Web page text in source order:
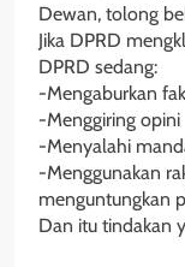
Dewan, tolong
Jika DPRD
DPRD sedang:
-Mengaburkan
-Menggiring opini
-Menyalahi
-Menggunakan
menguntungkan
Dan itu tindakan